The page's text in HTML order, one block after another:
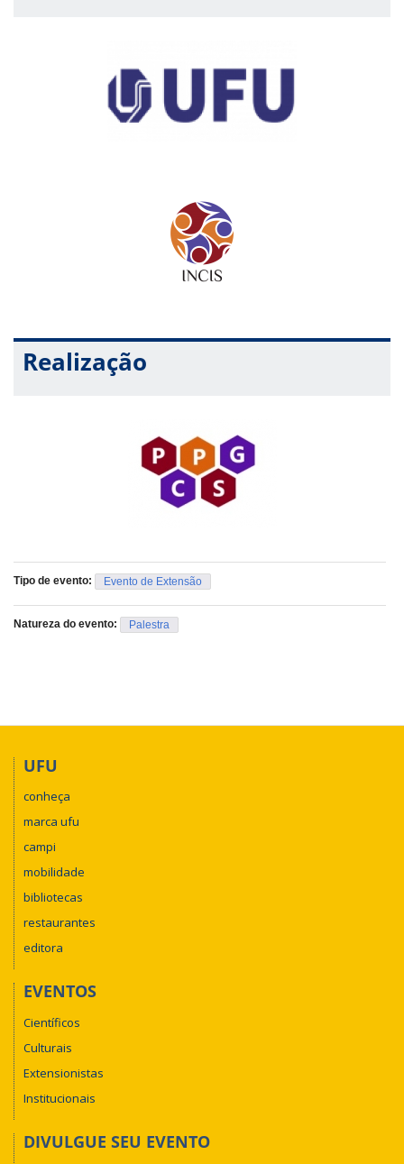
Realização
Tipo de evento: Evento de Extensão
Natureza do evento: Palestra
UFU
conheça
marca ufu
campi
mobilidade
bibliotecas
restaurantes
editora
EVENTOS
Científicos
Culturais
Extensionistas
Institucionais
DIVULGUE SEU EVENTO